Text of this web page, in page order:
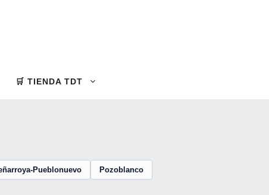
🛒 TIENDA TDT
Pueblonuevo Pozoblanco